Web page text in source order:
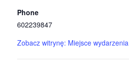
Phone
602239847
Zobacz witrynę: Miejsce wydarzenia